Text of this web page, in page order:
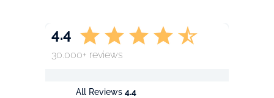
All Reviews 4.4
4.4
30.000+ reviews